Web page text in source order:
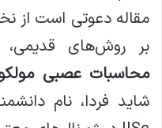
مقاله دعوتی است از
بر روش‌های
محاسبات عصبی
شاید فردا، نام